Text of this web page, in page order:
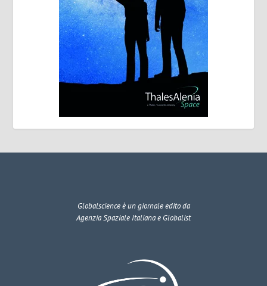
Globalscienceè un giornale edito da
Agenzia Spaziale Italiana e Globalist